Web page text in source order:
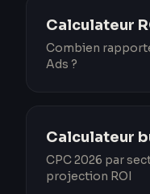
Calculateur
Combien
Ads ?
Calculateur
CPC 2026 par
projection ROI